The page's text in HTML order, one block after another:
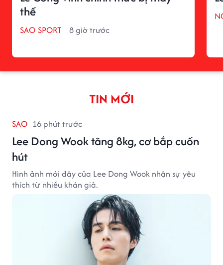
thế
SAO SPORT 8 giờ trước
TIN MỚI
SAO 16 phút trước
Lee Dong Wook tăng 8kg, cơ bắp cuốn
hút
Hình ảnh mới đây của Lee Dong Wook nhận sự yêu
thích từ nhiều khán giả.